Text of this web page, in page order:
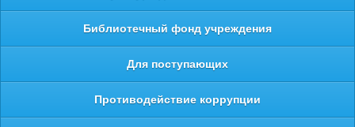
Библиотечный фонд учреждения
Для поступающих
Противодействие коррупции